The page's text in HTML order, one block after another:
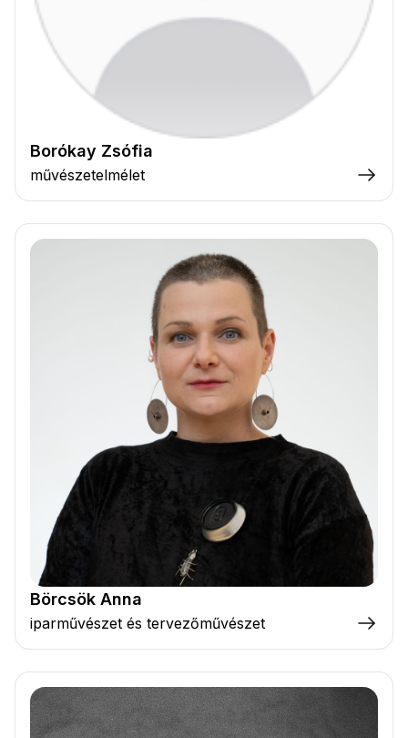
Borókay Zsófia
művészetelmélet
Börcsök Anna
iparművészet és tervezőművészet